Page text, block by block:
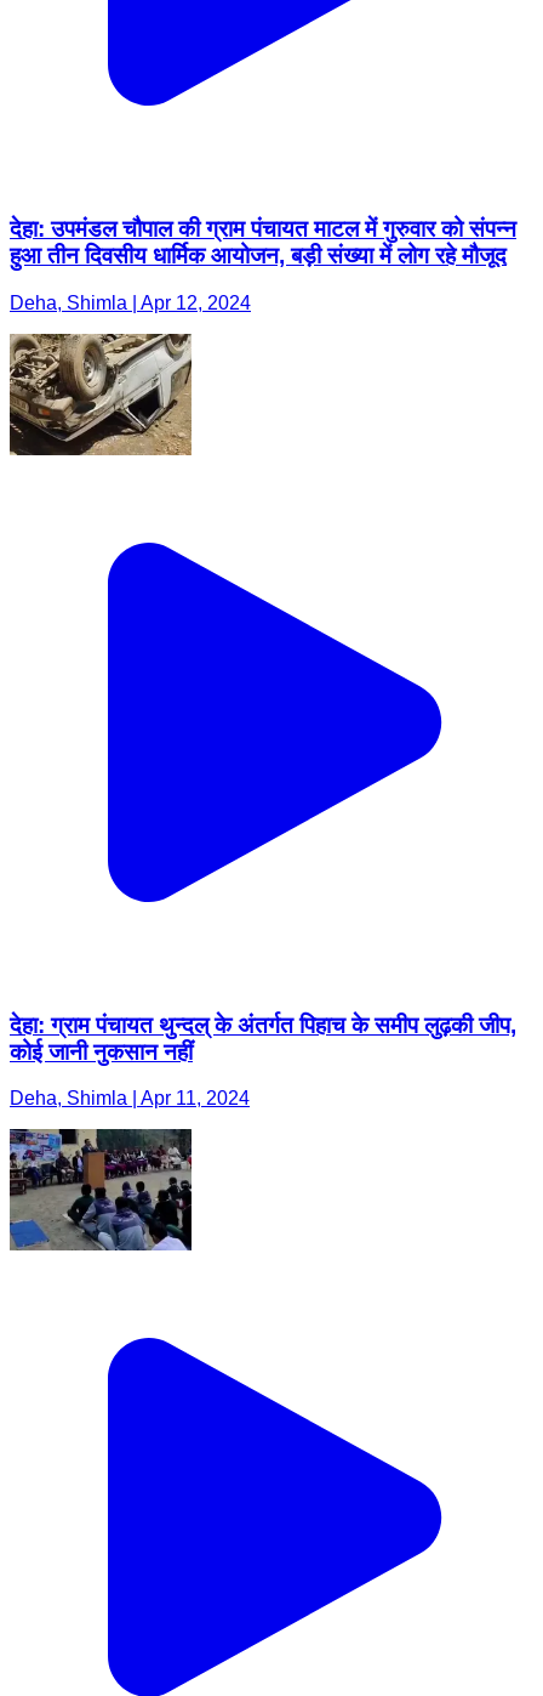
देहा: उपमंडल चौपाल की ग्राम पंचायत माटल में गुरुवार को संपन्न
हुआ तीन दिवसीय धार्मिक आयोजन, बड़ी संख्या में लोग रहे मौजूद
Deha, Shimla | Apr 12, 2024
देहा: ग्राम पंचायत थुन्दल् के अंतर्गत पिहाच के समीप लुढ़की जीप,
कोई जानी नुकसान नहीं
Deha, Shimla | Apr 11, 2024